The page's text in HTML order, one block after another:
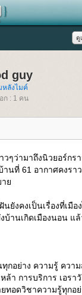
guy
ลังไมค์
ก : 1 คน
ๆว่ามาถึงนิวยอร์กรา
นที่ 61 อากาศคงรา
ย
ยังคงเป็นเรื่องที่เมื
บ้านเกิดเมืองนอน แ
กอย่าง ความรู้ ควา
ล้า การบริการ เอรา
ทอดวิชาความรู้ทุกอ